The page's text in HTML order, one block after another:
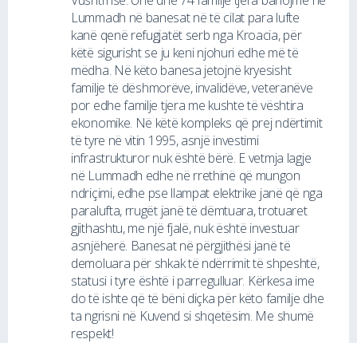
Lummadh në banesat në të cilat para lufte
kanë qenë refugjatët serb nga Kroacia, për
këtë sigurisht se ju keni njohuri edhe më të
mëdha. Në këto banesa jetojnë kryesisht
familje të dëshmorëve, invalidëve, veteranëve
por edhe familje tjera me kushte të vështira
ekonomike. Në këtë kompleks që prej ndërtimit
të tyre në vitin 1995, asnjë investimi
infrastrukturor nuk është bërë. E vetmja lagje
në Lummadh edhe në rrethinë që mungon
ndriçimi, edhe pse llampat elektrike janë që nga
paralufta, rrugët janë të dëmtuara, trotuaret
gjithashtu, me një fjalë, nuk është investuar
asnjëherë. Banesat në përgjithësi janë të
demoluara për shkak të ndërrimit të shpeshtë,
statusi i tyre është i parregulluar. Kërkesa ime
do të ishte që të bëni diçka për këto familje dhe
ta ngrisni në Kuvend si shqetësim. Me shumë
respekt!